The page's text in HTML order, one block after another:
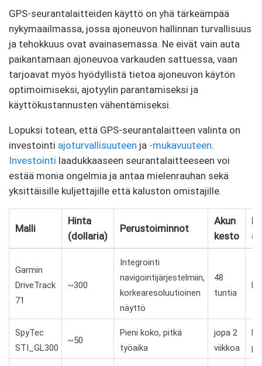
GPS-seurantalaitteiden käyttö on yhä tärkeämpää
nykymaailmassa, jossa ajoneuvon hallinnan turvallisuus
ja tehokkuus ovat avainasemassa. Ne eivät vain auta
paikantamaan ajoneuvoa varkauden sattuessa, vaan
tarjoavat myös hyödyllistä tietoa ajoneuvon käytön
optimoimiseksi, ajotyylin parantamiseksi ja
käyttökustannusten vähentämiseksi.
Lopuksi totean, että GPS-seurantalaitteen valinta on
investointi ajoturvallisuuteen ja -mukavuuteen.
Investointi laadukkaaseen seurantalaitteeseen voi
estää monia ongelmia ja antaa mielenrauhan sekä
yksittäisille kuljettajille että kaluston omistajille.
Malli
Hinta
(dollaria)
Perustoiminnot
Akun
kesto
Garmin
DriveTrack
71
~300
Integrointi
navigointijärjestelmiin,
korkearesoluutioinen
näyttö
48
tuntia
SpyTec
STI_GL300
~50
Pieni koko, pitkä
työaika
jopa 2
viikkoa